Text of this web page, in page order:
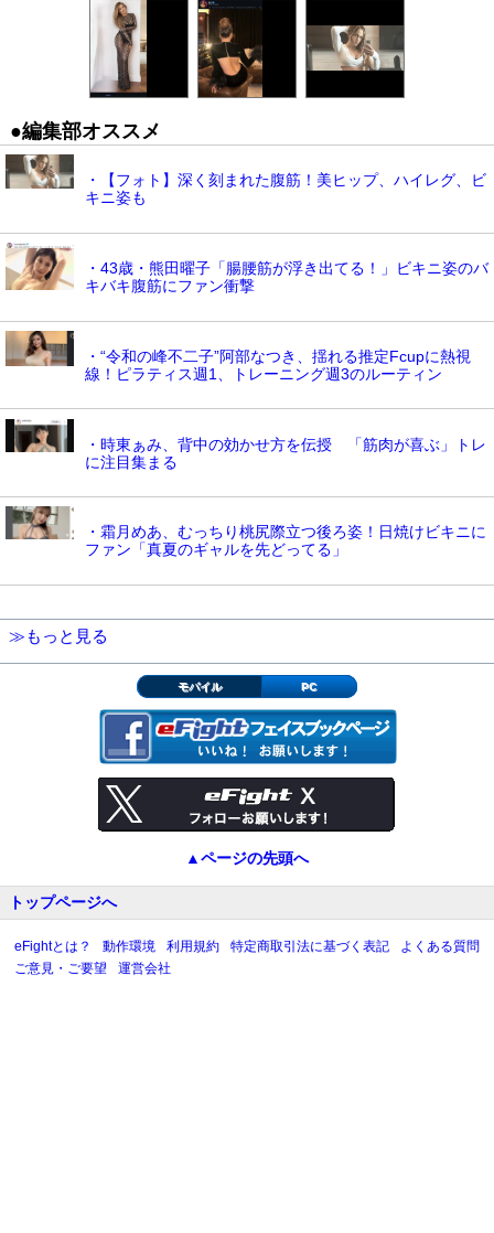
●編集部オススメ
・【フォト】深く刻まれた腹筋！美ヒップ、ハイレグ、ビ
キニ姿も
・43歳・熊田曜子「腸腰筋が浮き出てる！」ビキニ姿のバ
キバキ腹筋にファン衝撃
・“令和の峰不二子”阿部なつき、揺れる推定Fcupに熱視
線！ピラティス週1、トレーニング週3のルーティン
・時東ぁみ、背中の効かせ方を伝授 「筋肉が喜ぶ」トレ
に注目集まる
・霜月めあ、むっちり桃尻際立つ後ろ姿！日焼けビキニに
ファン「真夏のギャルを先どってる」
≫もっと見る
モバイル PC
▲ページの先頭へ
トップページへ
eFightとは？ 動作環境 利用規約 特定商取引法に基づく表記
よくある質問
ご意見・ご要望
運営会社